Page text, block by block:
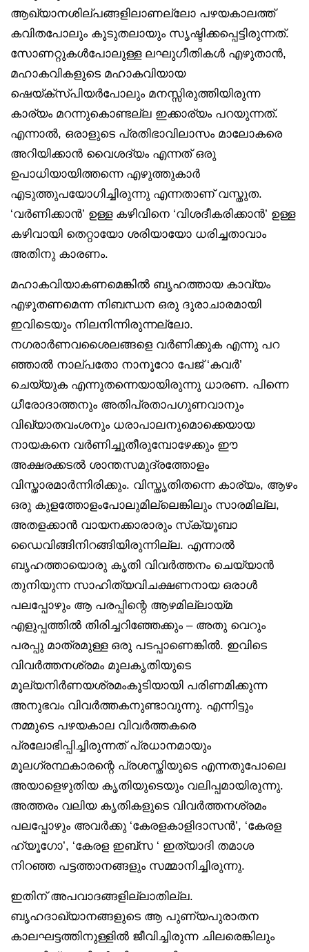
ആഖ്യാനശില്പങ്ങളിലാണല്ലോ പഴയകാലത്ത്
കവിതപോലും കൂടുതലായും സൃഷ്ടിക്കപ്പെട്ടിരുന്നത്.
സോണറ്റുകൾപോലുള്ള ലഘുഗീതികൾ എഴുതാൻ,
മഹാകവികളുടെ മഹാകവിയായ
ഷെയ്ക്‌സ്പിയർപോലും മനസ്സിരുത്തിയിരുന്ന
കാര്യം മറന്നുകൊണ്ടല്ല ഇക്കാര്യം പറയുന്നത്.
എന്നാൽ, ഒരാളുടെ പ്രതിഭാവിലാസം മാലോകരെ
അറിയിക്കാൻ വൈശദ്യം എന്നത് ഒരു
ഉപാധിയായിത്തന്നെ എഴുത്തുകാർ
എടുത്തുപയോഗിച്ചിരുന്നു എന്നതാണ് വസ്തുത.
‘വർണിക്കാൻ’ ഉള്ള കഴിവിനെ ‘വിശദീകരിക്കാൻ’ ഉള്ള
കഴിവായി തെറ്റായോ ശരിയായോ ധരിച്ചതാവാം
അതിനു കാരണം.
മഹാകവിയാകണമെങ്കിൽ ബൃഹത്തായ കാവ്യം
എഴുതണമെന്ന നിബന്ധന ഒരു ദുരാചാരമായി
ഇവിടെയും നിലനിന്നിരുന്നല്ലോ.
നഗരാർണവശൈലങ്ങളെ വർണിക്കുക എന്നു പറ
ഞ്ഞാൽ നാല്പതോ നാനൂറോ പേജ് ‘കവർ’
ചെയ്യുക എന്നുതന്നെയായിരുന്നു ധാരണ. പിന്നെ
ധീരോദാത്തനും അതിപ്രതാപഗുണവാനും
വിഖ്യാതവംശനും ധരാപാലനുമൊക്കെയായ
നായകനെ വർണിച്ചുതീരുമ്പോഴേക്കും ഈ
അക്ഷരക്കടൽ ശാന്തസമുദ്രത്തോളം
വിസ്താരമാർന്നിരിക്കും. വിസ്തൃതിതന്നെ കാര്യം, ആഴം
ഒരു കുളത്തോളംപോലുമില്ലെങ്കിലും സാരമില്ല,
അതളക്കാൻ വായനക്കാരാരും സ്‌ക്യൂബാ
ഡൈവിങ്ങിനിറങ്ങിയിരുന്നില്ല. എന്നാൽ
ബൃഹത്തായൊരു കൃതി വിവർത്തനം ചെയ്യാൻ
തുനിയുന്ന സാഹിത്യവിചക്ഷണനായ ഒരാൾ
പലപ്പോഴും ആ പരപ്പിന്റെ ആഴമില്ലായ്മ
എളുപ്പത്തിൽ തിരിച്ചറിഞ്ഞേക്കും – അതു വെറും
പരപ്പു മാത്രമുള്ള ഒരു പടപ്പാണെങ്കിൽ. ഇവിടെ
വിവർത്തനശ്രമം മൂലകൃതിയുടെ
മൂല്യനിർണയശ്രമംകൂടിയായി പരിണമിക്കുന്ന
അനുഭവം വിവർത്തകനുണ്ടാവുന്നു. എന്നിട്ടും
നമ്മുടെ പഴയകാല വിവർത്തകരെ
പ്രലോഭിപ്പിച്ചിരുന്നത് പ്രധാനമായും
മൂലഗ്രന്ഥകാരന്റെ പ്രശസ്തിയുടെ എന്നതുപോലെ
അയാളെഴുതിയ കൃതിയുടെയും വലിപ്പമായിരുന്നു.
അത്തരം വലിയ കൃതികളുടെ വിവർത്തനശ്രമം
പലപ്പോഴും അവർക്കു ‘കേരളകാളിദാസൻ’, ‘കേരള
ഹ്യൂഗോ’, ‘കേരള ഇബ്‌സ ‘ ഇത്യാദി തമാശ
നിറഞ്ഞ പട്ടത്താനങ്ങളും സമ്മാനിച്ചിരുന്നു.
ഇതിന് അപവാദങ്ങളില്ലാതില്ല.
ബൃഹദാഖ്യാനങ്ങളുടെ ആ പുണ്യപുരാതന
കാലഘട്ടത്തിനുള്ളിൽ ജീവിച്ചിരുന്ന ചിലരെങ്കിലും